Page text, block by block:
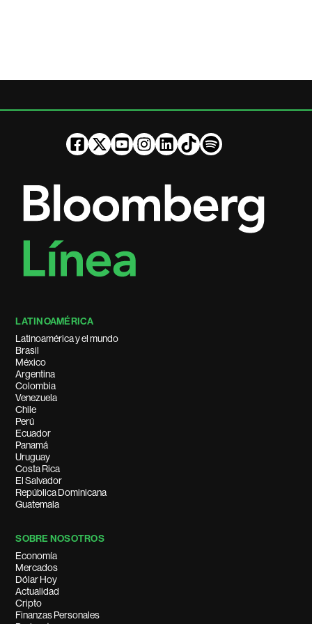
LATINOAMÉRICA
Latinoamérica y el mundo
Brasil
México
Argentina
Colombia
Venezuela
Chile
Perú
Ecuador
Panamá
Uruguay
Costa Rica
El Salvador
República Dominicana
Guatemala
SOBRE NOSOTROS
Economía
Mercados
Dólar Hoy
Actualidad
Cripto
Finanzas Personales